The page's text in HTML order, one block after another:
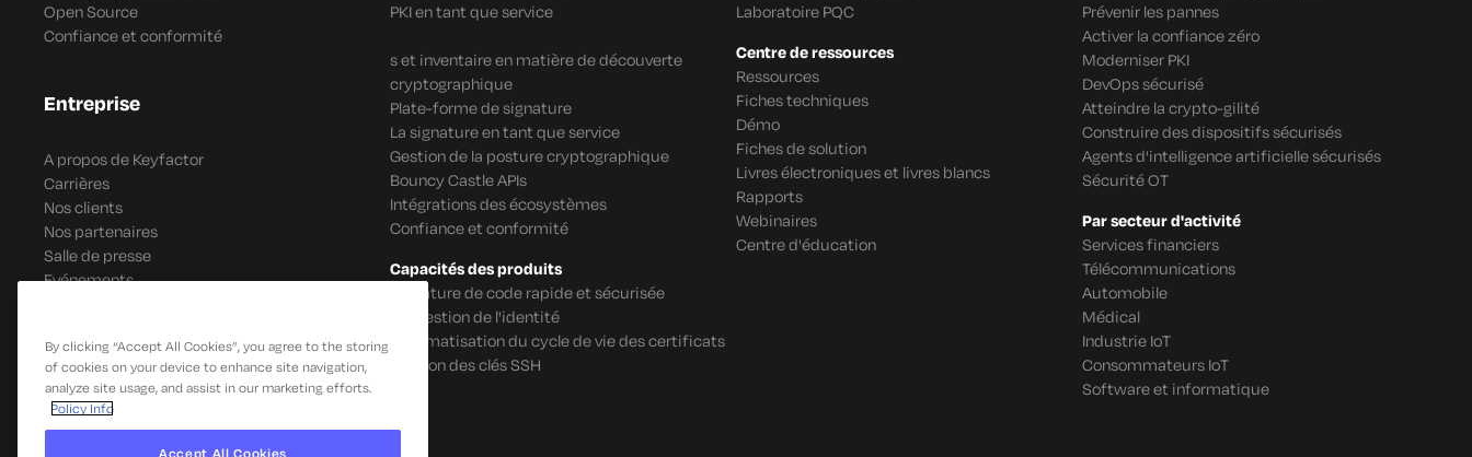
Open Source
Confiance et conformité
Entreprise
A propos de Keyfactor
Carrières
Nos clients
Nos partenaires
Salle de presse
Evénements
PKI en tant que service
s et inventaire en matière de découverte
cryptographique
Plate-forme de signature
La signature en tant que service
Gestion de la posture cryptographique
Bouncy Castle APIs
Intégrations des écosystèmes
Confiance et conformité
Capacités des produits
Signature de code rapide et sécurisée
IoT Gestion de l'identité
Automatisation du cycle de vie des certificats
Gestion des clés SSH
Laboratoire PQC
Centre de ressources
Ressources
Fiches techniques
Démo
Fiches de solution
Livres électroniques et livres blancs
Rapports
Webinaires
Centre d'éducation
Prévenir les pannes
Activer la confiance zéro
Moderniser PKI
DevOps sécurisé
Atteindre la crypto-gilité
Construire des dispositifs sécurisés
Agents d'intelligence artificielle sécurisés
Sécurité OT
Par secteur d'activité
Services financiers
Télécommunications
Automobile
Médical
Industrie IoT
Consommateurs IoT
Software et informatique
By clicking “Accept All Cookies”, you agree to the storing
of cookies on your device to enhance site navigation,
analyze site usage, and assist in our marketing efforts.
Policy Info
Accept All Cookies